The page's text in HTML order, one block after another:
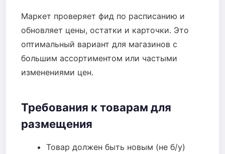
Маркет проверяет фид по расписанию и
обновляет цены, остатки и карточки. Это
оптимальный вариант для магазинов с
большим ассортиментом или частыми
изменениями цен.
Требования к товарам для
размещения
Товар должен быть новым (не б/у)